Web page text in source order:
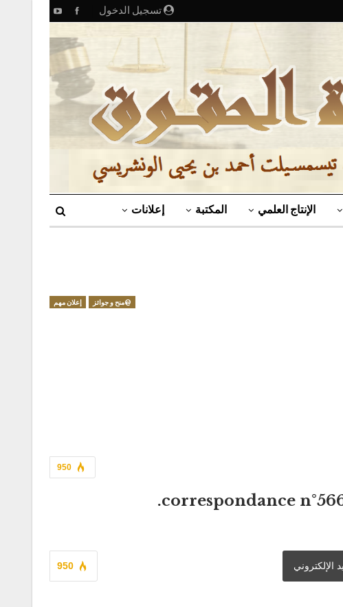
تسجيل الدخول
الإنتاج العلمي المكتبة إعلانات
@منح و جوائز إعلان مهم
950
correspondance
950 الإلكتروني